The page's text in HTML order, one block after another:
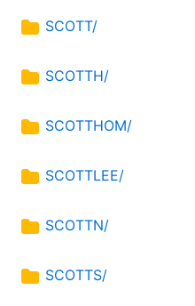
SCOTT/
SCOTTH/
SCOTTHOM/
SCOTTLEE/
SCOTTN/
SCOTTS/